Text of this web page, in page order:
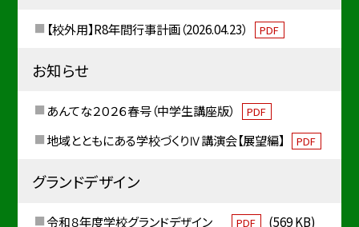
【校外用】R8年間行事計画（2026.04.23） PDF
お知らせ
あんてな２０２６春号（中学生講座版） PDF
地域とともにある学校づくりⅣ講演会【展望編】 PDF
グランドデザイン
令和８年度学校グランドデザイン PDF (569 KB)